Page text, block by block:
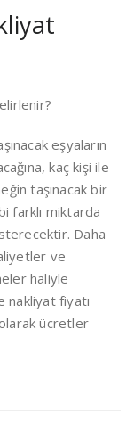
eşyaların
kaç kişi ile
taşınacak bir
farklı miktarda
Daha
ve
haliyle
nakliyat fiyatı
olarak ücretler